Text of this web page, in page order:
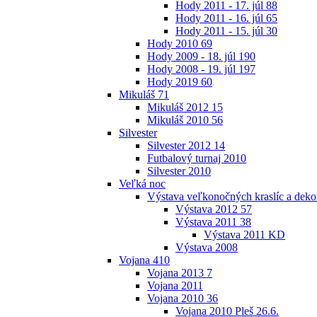
Hody 2011 - 17. júl 88
Hody 2011 - 16. júl 65
Hody 2011 - 15. júl 30
Hody 2010 69
Hody 2009 - 18. júl 190
Hody 2008 - 19. júl 197
Hody 2019 60
Mikuláš 71
Mikuláš 2012 15
Mikuláš 2010 56
Silvester
Silvester 2012 14
Futbalový turnaj 2010
Silvester 2010
Veľká noc
Výstava veľkonočných kraslíc a
Výstava 2012 57
Výstava 2011 38
Výstava 2011 KD
Výstava 2008
Vojana 410
Vojana 2013 7
Vojana 2011
Vojana 2010 36
Vojana 2010 Pleš 26.6.